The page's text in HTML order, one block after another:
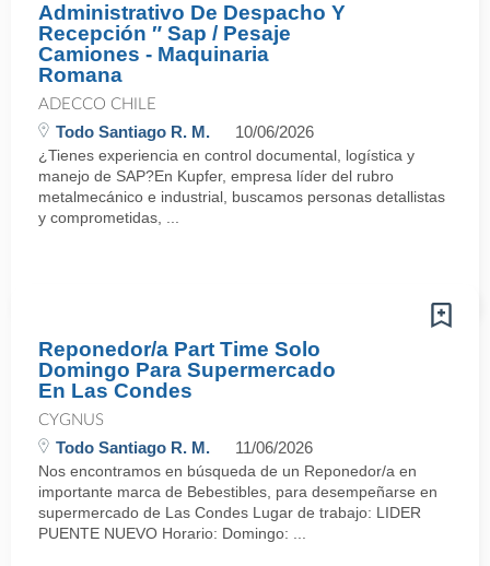
Administrativo De Despacho Y
Recepción ″ Sap / Pesaje
Camiones - Maquinaria
Romana
ADECCO CHILE
Todo Santiago R. M. 10/06/2026
¿Tienes experiencia en control documental, logística y
manejo de SAP?En Kupfer, empresa líder del rubro
metalmecánico e industrial, buscamos personas detallistas
y comprometidas, ...
Reponedor/a Part Time Solo
Domingo Para Supermercado
En Las Condes
CYGNUS
Todo Santiago R. M. 11/06/2026
Nos encontramos en búsqueda de un Reponedor/a en
importante marca de Bebestibles, para desempeñarse en
supermercado de Las Condes Lugar de trabajo: LIDER
PUENTE NUEVO Horario: Domingo: ...